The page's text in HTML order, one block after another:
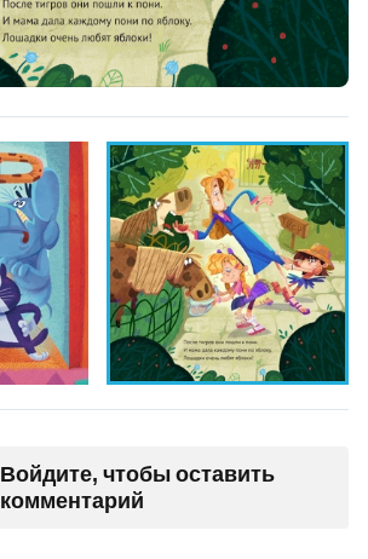
Войдите, чтобы оставить
комментарий